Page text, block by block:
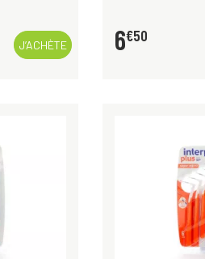
J’ACHÈTE 6€50